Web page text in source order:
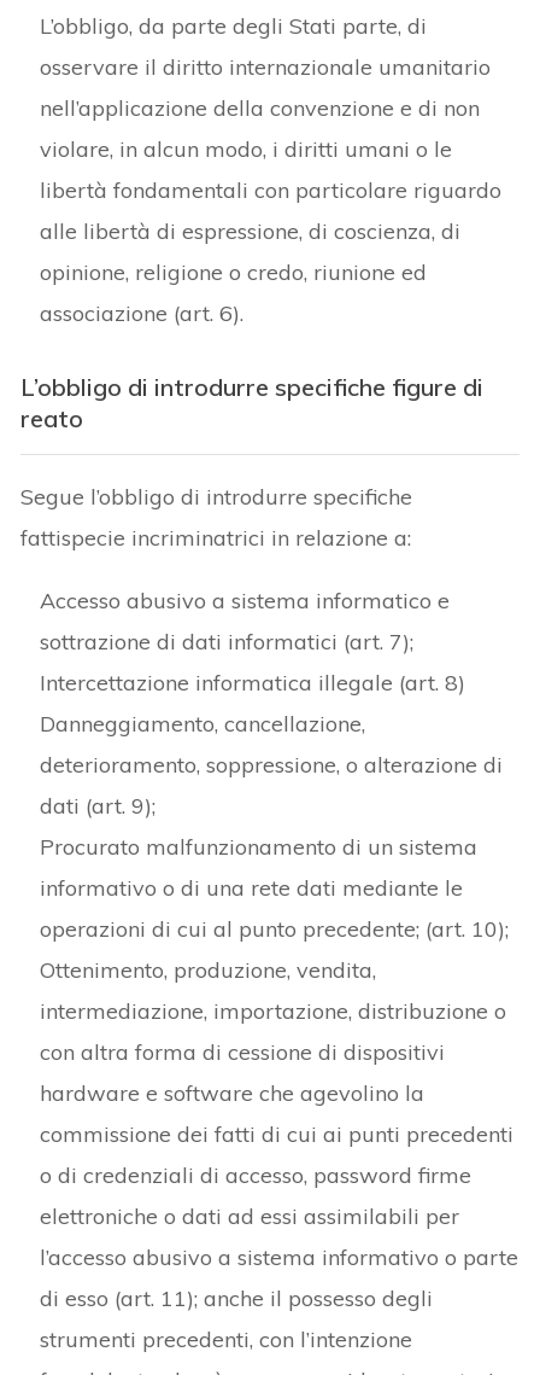
L’obbligo, da parte degli Stati parte, di
osservare il diritto internazionale umanitario
nell’applicazione della convenzione e di non
violare, in alcun modo, i diritti umani o le
libertà fondamentali con particolare riguardo
alle libertà di espressione, di coscienza, di
opinione, religione o credo, riunione ed
associazione (art. 6).
L’obbligo di introdurre specifiche figure di
reato
Segue l’obbligo di introdurre specifiche
fattispecie incriminatrici in relazione a:
Accesso abusivo a sistema informatico e
sottrazione di dati informatici (art. 7);
Intercettazione informatica illegale (art. 8)
Danneggiamento, cancellazione,
deterioramento, soppressione, o alterazione di
dati (art. 9);
Procurato malfunzionamento di un sistema
informativo o di una rete dati mediante le
operazioni di cui al punto precedente; (art. 10);
Ottenimento, produzione, vendita,
intermediazione, importazione, distribuzione o
con altra forma di cessione di dispositivi
hardware e software che agevolino la
commissione dei fatti di cui ai punti precedenti
o di credenziali di accesso, password firme
elettroniche o dati ad essi assimilabili per
l’accesso abusivo a sistema informativo o parte
di esso (art. 11); anche il possesso degli
strumenti precedenti, con l’intenzione